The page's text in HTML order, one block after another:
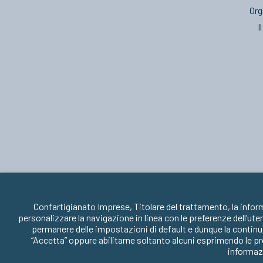
Confartigianato Imprese, Titolare del trattamento, la
personalizzare la navigazione in linea con le preferenze
permanere delle impostazioni di default e dunque la
“Accetta” oppure abilitarne soltanto alcuni esprimendo le